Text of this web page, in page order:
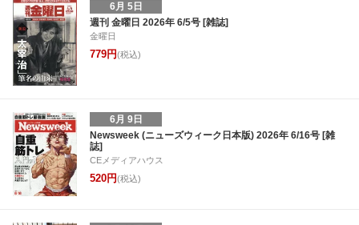
6月 5日
週刊 金曜日 2026年 6/5号 [雑誌]
金曜日
779円(税込)
6月 9日
Newsweek (ニューズウィーク日本版) 2026年 6/16号 [雑
誌]
CEメディアハウス
520円(税込)